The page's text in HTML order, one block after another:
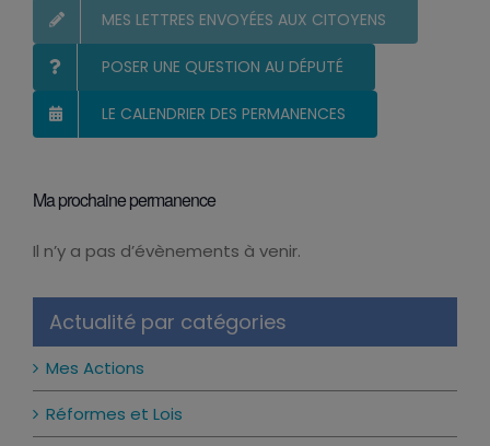
MES LETTRES ENVOYÉES AUX CITOYENS
POSER UNE QUESTION AU DÉPUTÉ
LE CALENDRIER DES PERMANENCES
Ma prochaine permanence
Notice
Il n’y a pas d’évènements à venir.
Actualité par catégories
Mes Actions
Réformes et Lois